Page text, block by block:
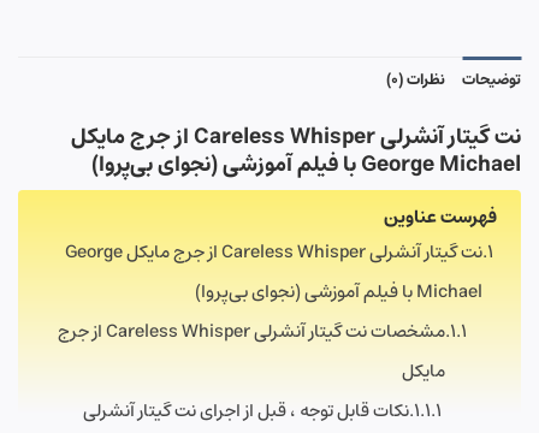
توضیحات نظرات (0)
نت گیتار آنشرلی Careless Whisper از جرج مایکل
George Michael با فیلم آموزشی ( نجوای بی‌پروا)
فهرست عناوین
نت گیتار آنشرلی Careless Whisper از جرج مایکل George
Michael با فیلم آموزشی (نجوای بی‌پروا)
مشخصات نت گیتار آنشرلی Careless Whisper از جرج
مایکل
نکات قابل توجه ، قبل از اجرای نت گیتار آنشرلی